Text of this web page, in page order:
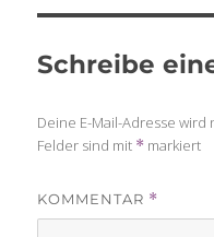
Schreibe
Deine E-Mail-Adresse
Felder sind mit * markiert
KOMMENTAR *